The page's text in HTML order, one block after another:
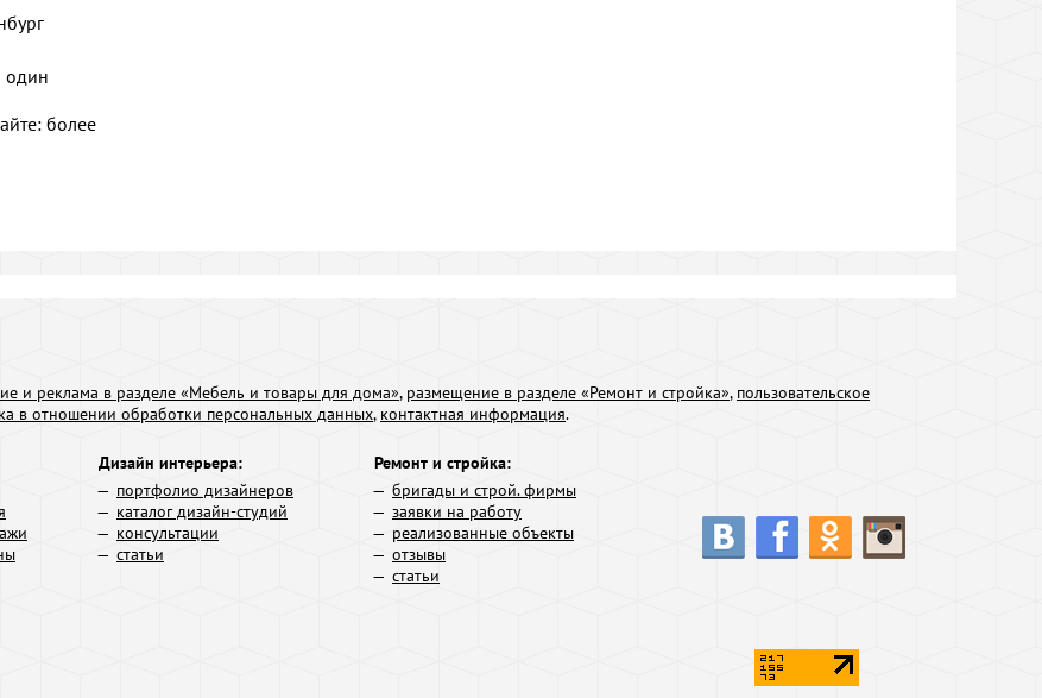
один
более
и реклама в разделе «Мебель и товары для дома», размещение в разделе «Ремонт и стройка», пользовательское
в отношении обработки персональных данных, контактная информация.
Дизайн интерьера:
портфолио дизайнеров
каталог дизайн-студий
консультации
статьи
Ремонт и стройка:
бригады и строй. фирмы
заявки на работу
реализованные объекты
отзывы
статьи